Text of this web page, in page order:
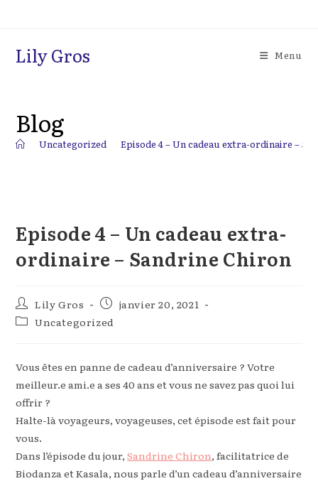
Lily Gros Menu
Blog
Uncategorized Episode 4 – Un cadeau extra-ordinaire –
Episode 4 – Un cadeau extra-
ordinaire – Sandrine Chiron
Auteur/autrice
de
la
Lily Gros
Publication
publiée :
janvier 20, 2021
PostUncategorized
Vous êtes en panne de cadeau d’anniversaire ? Votre
meilleur.e ami.e a ses 40 ans et vous ne savez pas quoi lui
offrir ?
Halte-là voyageurs, voyageuses, cet épisode est fait pour
vous.
Dans l’épisode du jour,Sandrine Chiron, facilitatrice de
Biodanza et Kasala, nous parle d’un cadeau d’anniversaire